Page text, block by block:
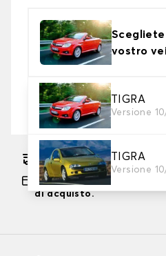
Scegliete
vostro
TIGRA
Versione
TIGRA
Versione
2. Livello di
Scegli il telo protettivo
Consegna gratuita
Pagamento in 3x
di acquisto.